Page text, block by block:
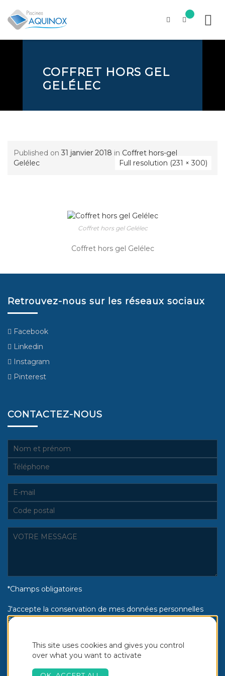
COFFRET HORS GEL
GELÉLEC
Published on31 janvier 2018 in Coffret hors-gel
Gelélec
Full resolution (231 × 300)
Coffret hors gel Gelélec
Coffret hors gel Gelélec
Retrouvez-nous sur les réseaux sociaux
Facebook
Linkedin
Instagram
Pinterest
CONTACTEZ-NOUS
*Champs obligatoires
J'accepte la conservation de mes données personnelles
selon la politique de confidentialité Piscines Aquinox :
This site uses cookies and gives you control
over what you want to activate